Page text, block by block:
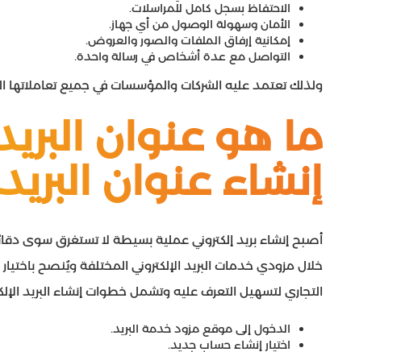
الاحتفاظ بسجل كامل للمراسلات.
الأمان وسهولة الوصول من أي جهاز.
إمكانية إرفاق الملفات والصور والعروض.
التواصل مع عدة أشخاص في رسالة واحدة.
ولذلك تعتمد عليه الشركات والمؤسسات في جميع تعاملاتها
ما هو عنوان
إنشاء عنوان
أصبح إنشاء بريد إلكتروني عملية بسيطة لا تستغرق سوى
خلال مزودي خدمات البريد الإلكتروني المختلفة ويُنصح
التجاري لتسهيل التعرف عليه وتشمل خطوات إنشاء البريد
الدخول إلى موقع مزود خدمة البريد.
اختيار إنشاء حساب جديد.